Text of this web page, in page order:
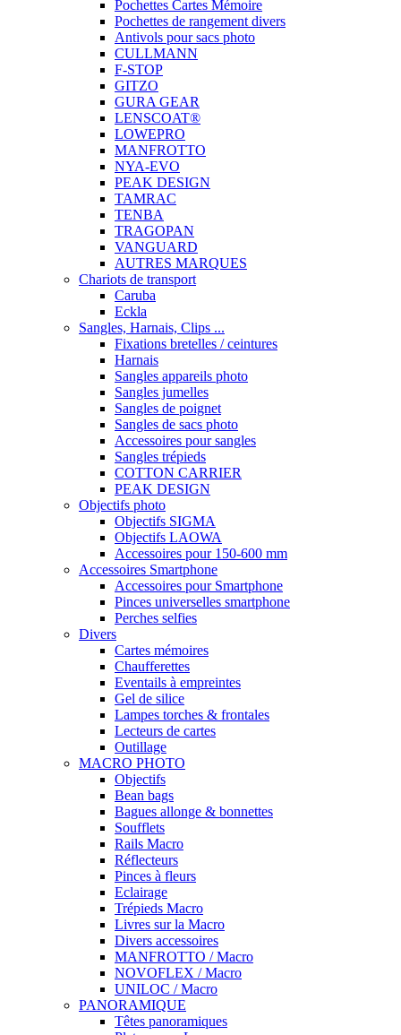
Pochettes Cartes Mémoire
Pochettes de rangement divers
Antivols pour sacs photo
CULLMANN
F-STOP
GITZO
GURA GEAR
LENSCOAT®
LOWEPRO
MANFROTTO
NYA-EVO
PEAK DESIGN
TAMRAC
TENBA
TRAGOPAN
VANGUARD
AUTRES MARQUES
Chariots de transport
Caruba
Eckla
Sangles, Harnais, Clips ...
Fixations bretelles / ceintures
Harnais
Sangles appareils photo
Sangles jumelles
Sangles de poignet
Sangles de sacs photo
Accessoires pour sangles
Sangles trépieds
COTTON CARRIER
PEAK DESIGN
Objectifs photo
Objectifs SIGMA
Objectifs LAOWA
Accessoires pour 150-600 mm
Accessoires Smartphone
Accessoires pour Smartphone
Pinces universelles smartphone
Perches selfies
Divers
Cartes mémoires
Chaufferettes
Eventails à empreintes
Gel de silice
Lampes torches & frontales
Lecteurs de cartes
Outillage
MACRO PHOTO
Objectifs
Bean bags
Bagues allonge & bonnettes
Soufflets
Rails Macro
Réflecteurs
Pinces à fleurs
Eclairage
Trépieds Macro
Livres sur la Macro
Divers accessoires
MANFROTTO / Macro
NOVOFLEX / Macro
UNILOC / Macro
PANORAMIQUE
Têtes panoramiques